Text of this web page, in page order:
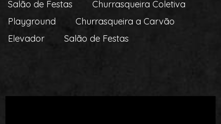
Salão de Festas
Churrasqueira Coletiva
Playground
Churrasqueira a Carvão
Elevador
Salão de Festas